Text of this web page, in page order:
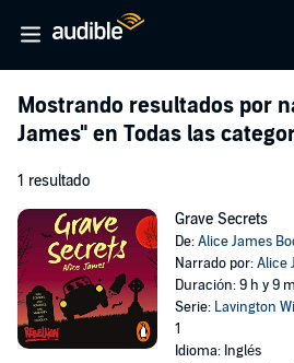
Mostrando resultados por
James" en Todas las
1 resultado
Grave Secrets
De:Alice James
Narrado por:Alice
Duración: 9 h y 9 m
Serie: Lavington
1
Idioma: Inglés